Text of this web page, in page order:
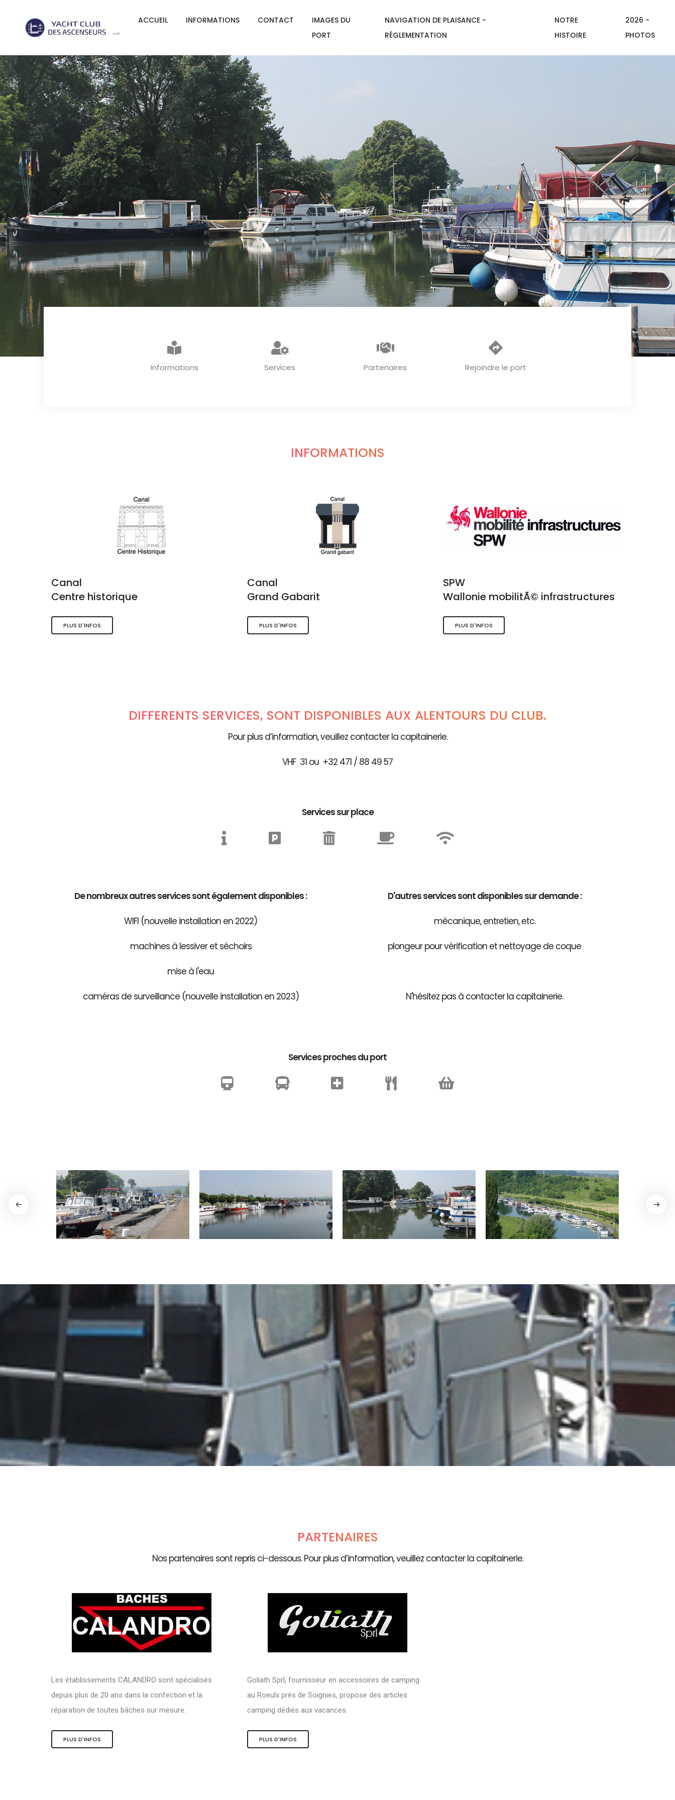
ACCUEIL INFORMATIONS CONTACT
IMAGES DU
PORT
NAVIGATION DE PLAISANCE -
RÉGLEMENTATION
NOTRE
HISTOIRE
2026 -
PHOTOS
Informations Services Partenaires Rejoindre le port
INFORMATIONS
Canal
Centre historique
PLUS D'INFOS
Canal
Grand Gabarit
PLUS D'INFOS
SPW
Wallonie mobilitÃ© infrastructures
PLUS D'INFOS
DIFFÉRENTS SERVICES, SONT DISPONIBLES AUX ALENTOURS DU CLUB.
Pour plus d’information, veuillez contacter la capitainerie.
VHF 31 ou +32 471 / 88 49 57
Services sur place
De nombreux autres services sont également disponibles :
WIFI (nouvelle installation en 2022)
machines à lessiver et séchoirs
mise à l'eau
caméras de surveillance (nouvelle installation en 2023)
D'autres services sont disponibles sur demande :
mécanique, entretien, etc.
plongeur pour vérification et nettoyage de coque
N'hésitez pas à contacter la capitainerie.
Services proches du port
PARTENAIRES
Nos partenaires sont repris ci-dessous. Pour plus d’information, veuillez contacter la capitainerie.
Les établissements CALANDRO sont spécialisés
depuis plus de 20 ans dans la confection et la
réparation de toutes bâches sur mesure.
PLUS D'INFOS
Goliath Sprl, fournisseur en accessoires de camping
au Roeulx près de Soignies, propose des articles
camping dédiés aux vacances.
PLUS D'INFOS